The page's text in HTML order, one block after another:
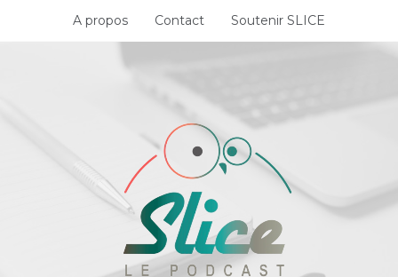
A propos Contact Soutenir SLICE